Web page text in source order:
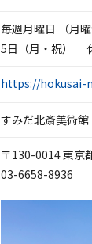
毎週月曜日 （月
5日（月・祝）
https://hokusai-
すみだ北斎美術館
〒130-0014 東京
03-6658-8936